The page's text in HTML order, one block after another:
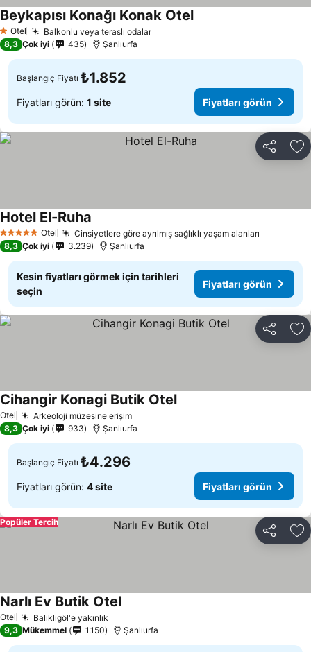
1 Yıldız
Otel Balkonlu veya teraslı odalarFiyatları görün
Beykapısı Konağı Konak OtelFiyatları görün
8,3 Çok iyi 435 Şanlıurfa
Başlangıç Fiyatı ₺1.852
Fiyatları görün: 1 site Fiyatları görün
Paylaş
5 Yıldız Otel Cinsiyetlere göre ayrılmış sağlıklı yaşam alanları
Hotel El-Ruha
8,3 Çok iyi 3.239 Şanlıurfa
Kesin fiyatları görmek için tarihleri
seçin
Fiyatları görün
Paylaş
Otel Arkeoloji müzesine erişimFiyatları görün
Cihangir Konagi Butik OtelFiyatları görün
8,3 Çok iyi 933 Şanlıurfa
Başlangıç Fiyatı ₺4.296
Fiyatları görün: 4 site Fiyatları görün
Paylaş
Popüler Tercih
Otel Balıklıgöl'e yakınlık
Narlı Ev Butik OtelFiyatları görün
9,3 Mükemmel 1.150 Şanlıurfa